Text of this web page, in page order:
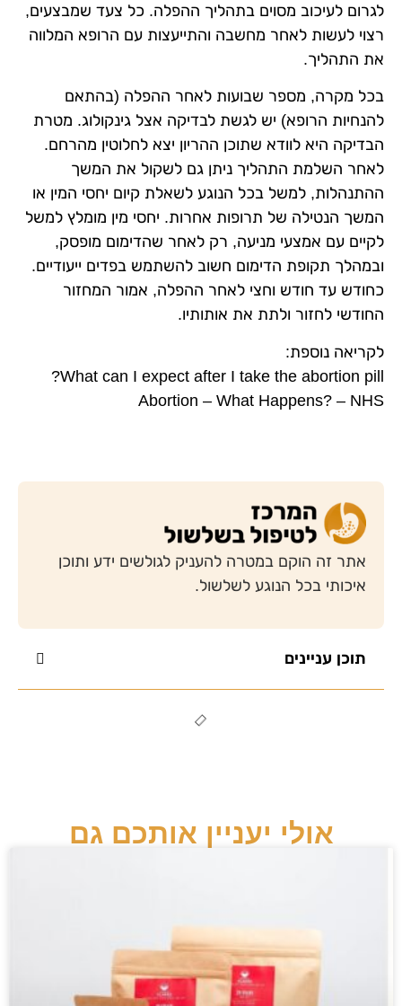
לגרום לעיכוב מסוים בתהליך ההפלה. כל צעד שמבצעים,
רצוי לעשות לאחר מחשבה והתייעצות עם הרופא המלווה
את התהליך.
בכל מקרה, מספר שבועות לאחר ההפלה (בהתאם
להנחיות הרופא) יש לגשת לבדיקה אצל גינקולוג. מטרת
הבדיקה היא לוודא שתוכן ההריון יצא לחלוטין מהרחם.
לאחר השלמת התהליך ניתן גם לשקול את המשך
ההתנהלות, למשל בכל הנוגע לשאלת קיום יחסי המין או
המשך הנטילה של תרופות אחרות. יחסי מין מומלץ למשל
לקיים עם אמצעי מניעה, רק לאחר שהדימום מופסק,
ובמהלך תקופת הדימום חשוב להשתמש בפדים ייעודיים.
כחודש עד חודש וחצי לאחר ההפלה, אמור המחזור
החודשי לחזור ולתת את אותותיו.
לקריאה נוספת:
What can I expect after I take the abortion pill?
Abortion – What Happens? – NHS
אתר זה הוקם במטרה להעניק לגולשים ידע ותוכן
איכותי בכל הנוגע לשלשול.
תוכן עניינים
אולי יעניין אותכם גם